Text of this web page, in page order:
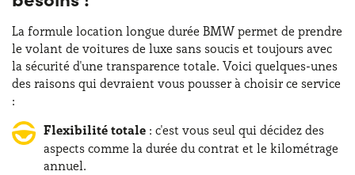
La formule location longue durée BMW permet de prendre
le volant de voitures de luxe sans soucis et toujours avec
la sécurité d'une transparence totale. Voici quelques-unes
des raisons qui devraient vous pousser à choisir ce service
:
Flexibilité totale : c'est vous seul qui décidez des
aspects comme la durée du contrat et le kilométrage
annuel.